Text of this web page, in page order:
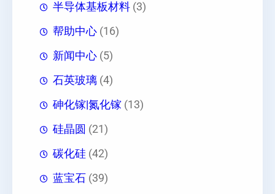
半导体基板材料 (3)
帮助中心 (16)
新闻中心 (5)
石英玻璃 (4)
砷化镓|氮化镓 (13)
硅晶圆 (21)
碳化硅 (42)
蓝宝石 (39)